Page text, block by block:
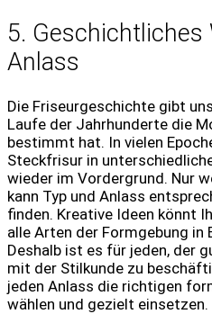
5. Geschichtliches
Anlass
Die Friseurgeschichte gibt
Laufe der Jahrhunderte die
bestimmt hat. In vielen
Steckfrisur in
wieder im Vordergrund. Nur
kann Typ und Anlass
finden. Kreative Ideen könnt
alle Arten der Formgebung in
Deshalb ist es für jeden, der
mit der Stilkunde zu
jeden Anlass die richtigen
wählen und gezielt einsetzen.